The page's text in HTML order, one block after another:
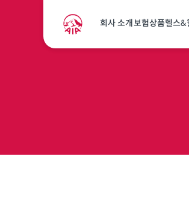
회사 소개보험상품헬스&
Fact at a